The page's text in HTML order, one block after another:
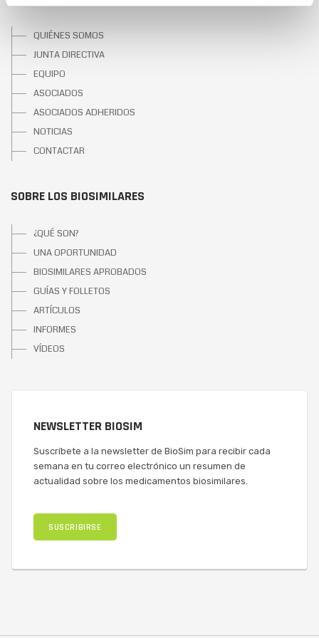
QUIÉNES SOMOS
JUNTA DIRECTIVA
EQUIPO
ASOCIADOS
ASOCIADOS ADHERIDOS
NOTICIAS
CONTACTAR
SOBRE LOS BIOSIMILARES
¿QUÉ SON?
UNA OPORTUNIDAD
BIOSIMILARES APROBADOS
GUÍAS Y FOLLETOS
ARTÍCULOS
INFORMES
VÍDEOS
NEWSLETTER BIOSIM
Suscríbete a la newsletter de BioSim para recibir cada
semana en tu correo electrónico un resumen de
actualidad sobre los medicamentos biosimilares.
SUSCRIBIRSE